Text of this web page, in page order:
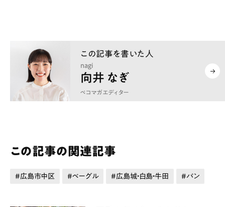
nagi
向井 なぎ
ペコマガエディター
この記事の関連記事
広島市中区 ベーグル 広島城・白島・牛田 パン